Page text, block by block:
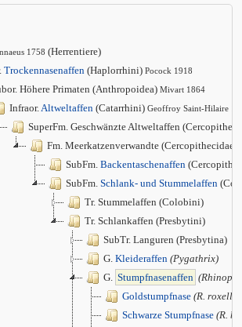
1758 (Herrentiere)
Trockennasenaffen (Haplorrhini) Pocock 1918
Höhere Primaten (Anthropoidea) Mivart 1864
Infraor.Altweltaffen (Catarrhini) Geoffroy Saint-Hilaire
SuperFm. Geschwänzte Altweltaffen
Fm. Meerkatzenverwandte (Cercopithecidae)
SubFm. Backentaschenaffen
SubFm. Schlank- und Stummelaffen
Tr. Stummelaffen (Colobini)
Tr. Schlankaffen (Presbytini)
SubTr. Languren (Presbytina)
G. Kleideraffen (Pygathrix)
G. Stumpfnasenaffen
Goldstumpfnase (R.
Schwarze Stumpfnase (R.